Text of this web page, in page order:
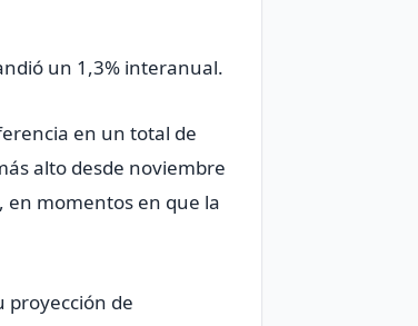
un 1,3% interanual.
en un total de
alto desde noviembre
en momentos en que la
proyección de